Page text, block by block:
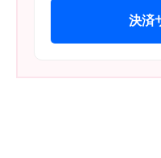
決済